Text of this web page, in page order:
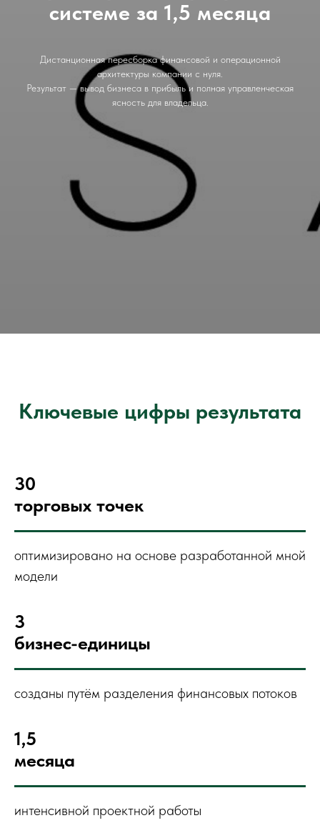
системе за 1,5 месяца
Дистанционная пересборка финансовой и операционной
архитектуры компании с нуля.
Результат — вывод бизнеса в прибыль и полная управленческая
ясность для владельца.
Ключевые цифры результата
30
торговых точек
оптимизировано на основе разработанной мной
модели
3
бизнес-единицы
созданы путём разделения финансовых потоков
1,5
месяца
интенсивной проектной работы